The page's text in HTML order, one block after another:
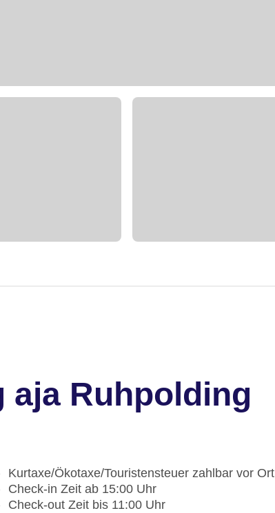
aja Ruhpolding
Kurtaxe/Ökotaxe/Touristensteuer zahlbar vor Ort
Check-in Zeit ab 15:00 Uhr
Check-out Zeit bis 11:00 Uhr